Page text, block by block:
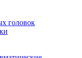
головок